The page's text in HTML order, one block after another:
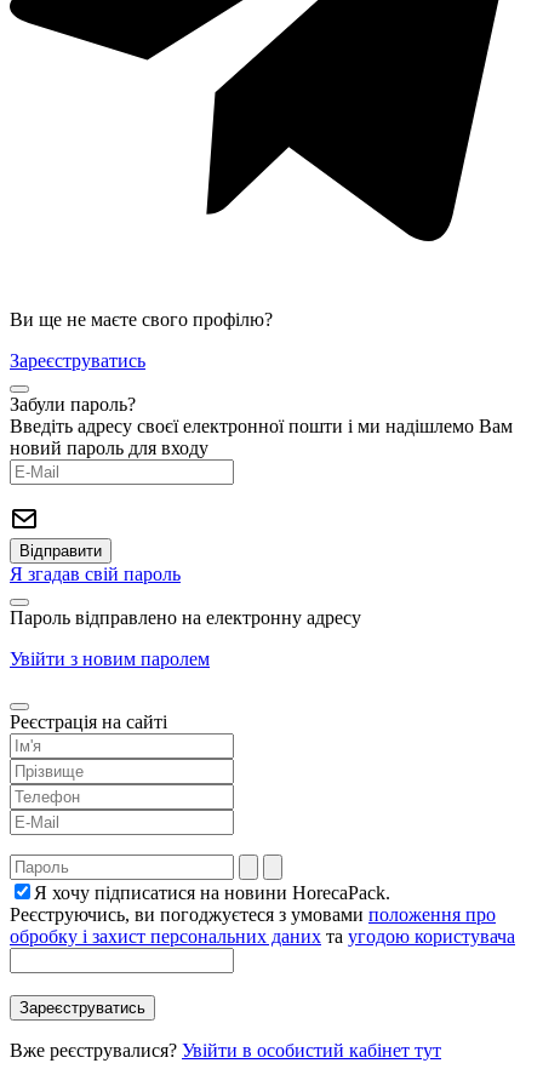
Ви ще не маєте свого профілю?
Зареєструватись
Забули пароль?
Введіть адресу своєї електронної пошти і ми надішлемо Вам
новий пароль для входу
Я згадав свій пароль
Пароль відправлено на електронну адресу
Увійти з новим паролем
Реєстрація на сайті
Я хочу підписатися на новини HorecaPack.
Реєструючись, ви погоджуєтеся з умовами положення про
обробку і захист персональних даних та угодою користувача
Вже реєструвалися? Увійти в особистий кабінет тут